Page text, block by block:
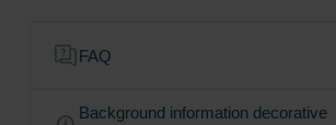
FAQ
Background information decorative